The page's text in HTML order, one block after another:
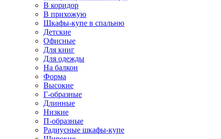
В коридор
В прихожую
Шкафы-купе в спальню
Детские
Офисные
Для книг
Для одежды
На балкон
Форма
Высокие
Г-образные
Длинные
Низкие
П-образные
Радиусные шкафы-купе